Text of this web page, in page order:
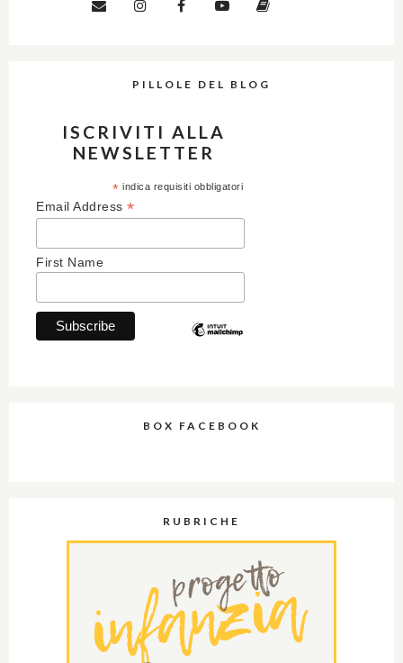
PILLOLE DEL BLOG
ISCRIVITI ALLA
NEWSLETTER
* indica requisiti obbligatori
Email Address *
First Name
BOX FACEBOOK
RUBRICHE